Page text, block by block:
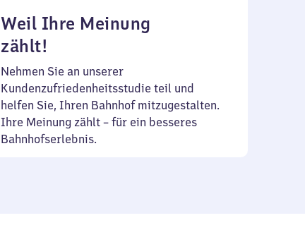
Weil Ihre Meinung
zählt!
Nehmen Sie an unserer
Kundenzufriedenheitsstudie teil und
helfen Sie, Ihren Bahnhof mitzugestalten.
Ihre Meinung zählt – für ein besseres
Bahnhofserlebnis.